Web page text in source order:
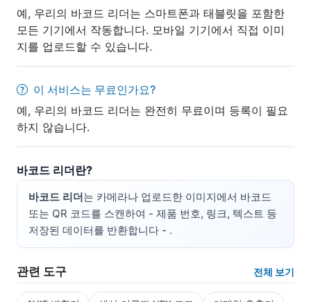
예, 우리의 바코드 리더는 스마트폰과 태블릿을 포함한
모든 기기에서 작동합니다. 모바일 기기에서 직접 이미
지를 업로드할 수 있습니다.
이 서비스는 무료인가요?
예, 우리의 바코드 리더는 완전히 무료이며 등록이 필요
하지 않습니다.
바코드 리더란?
바코드 리더는 카메라나 업로드한 이미지에서 바코드
또는 QR 코드를 스캔하여 - 제품 번호, 링크, 텍스트 등
저장된 데이터를 반환합니다 - .
관련 도구 전체 보기